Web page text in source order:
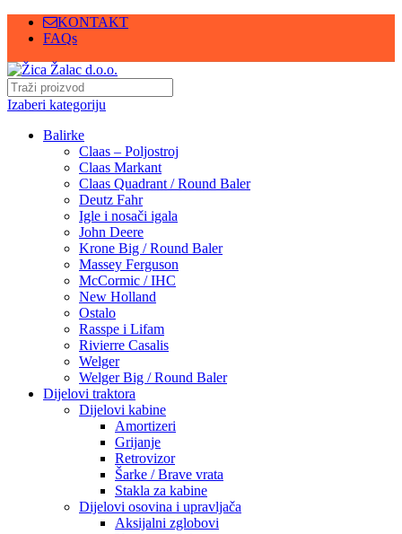
KONTAKT
FAQs
Izaberi kategoriju
Balirke
Claas – Poljostroj
Claas Markant
Claas Quadrant / Round Baler
Deutz Fahr
Igle i nosači igala
John Deere
Krone Big / Round Baler
Massey Ferguson
McCormic / IHC
New Holland
Ostalo
Rasspe i Lifam
Rivierre Casalis
Welger
Welger Big / Round Baler
Dijelovi traktora
Dijelovi kabine
Amortizeri
Grijanje
Retrovizor
Šarke / Brave vrata
Stakla za kabine
Dijelovi osovina i upravljača
Aksijalni zglobovi